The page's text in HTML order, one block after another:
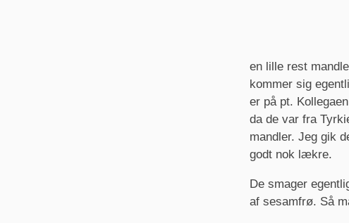
en lille rest
kommer sig
er på pt.
da de var fra
mandler. Jeg gik
godt nok lækre.
De smager
af sesamfrø. Så